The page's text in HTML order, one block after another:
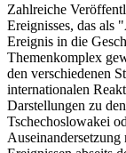
Zahlreiche
Ereignisses, das als
Ereignis in die
Themenkomplex
den verschiedenen
internationalen
Darstellungen zu
Tschechoslowakei